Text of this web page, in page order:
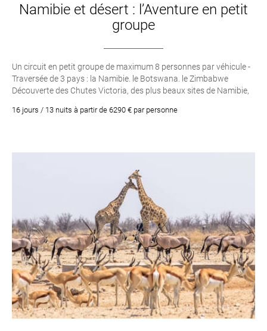
Namibie et désert : l’Aventure en petit
groupe
Un circuit en petit groupe de maximum 8 personnes par véhicule -
Traversée de 3 pays : la Namibie. le Botswana. le Zimbabwe
Découverte des Chutes Victoria, des plus beaux sites de Namibie,
16 jours / 13 nuits à partir de 6290 € par personne